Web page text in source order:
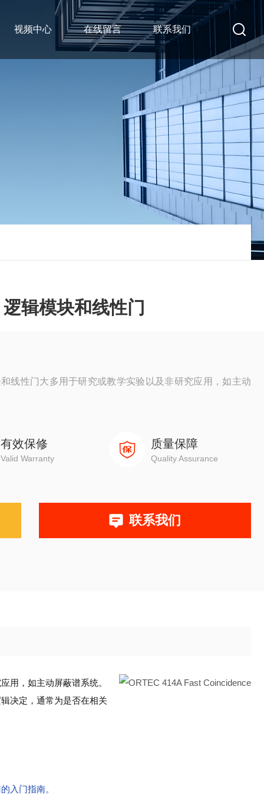
视频中心 在线留言 联系我们
辑模块和线性门
线性门大多用于研究或教学实验以及非研究应用，如主动
有效保修
Valid Warranty
质量保障
Quality Assurance
联系我们
用，如主动屏蔽谱系统。
决定，通常为是否在相关
入门指南。